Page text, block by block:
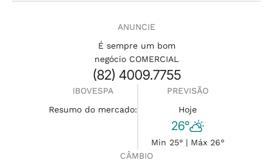
ANUNCIE
É sempre um bom
negócio COMERCIAL
(82) 4009.7755
IBOVESPA
Resumo do mercado:
PREVISÃO
Hoje
26°
Min 25° | Máx 26°
CÂMBIO